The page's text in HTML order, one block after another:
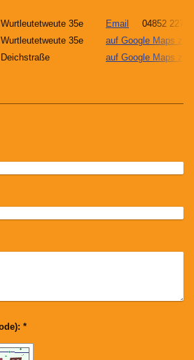
Wurtleutetweute 35e Email
04852 2274
Wurtleutetweute 35e
auf Google Maps
Deichstraße auf Google Maps
Captcha (Spam-Schutz-Code): *